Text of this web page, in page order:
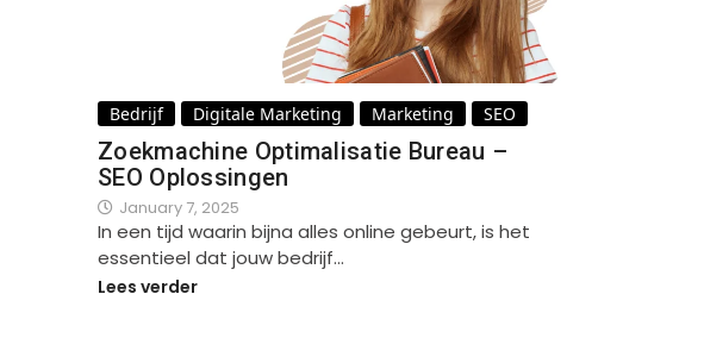
Bedrijf Digitale Marketing Marketing SEO
Zoekmachine Optimalisatie Bureau –
SEO Oplossingen
January 7, 2025
In een tijd waarin bijna alles online gebeurt, is het
essentieel dat jouw bedrijf…
Lees verder